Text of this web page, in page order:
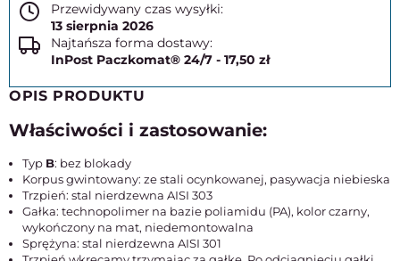
Przewidywany czas wysyłki:
13 sierpnia 2026
Najtańsza forma dostawy:
InPost Paczkomat® 24/7 - 17,50 zł
OPIS PRODUKTU
Właściwości i zastosowanie:
Typ B: bez blokady
Korpus gwintowany: ze stali ocynkowanej, pasywacja niebieska
Trzpień: stal nierdzewna AISI 303
Gałka: technopolimer na bazie poliamidu (PA), kolor czarny,
wykończony na mat, niedemontowalna
Sprężyna: stal nierdzewna AISI 301